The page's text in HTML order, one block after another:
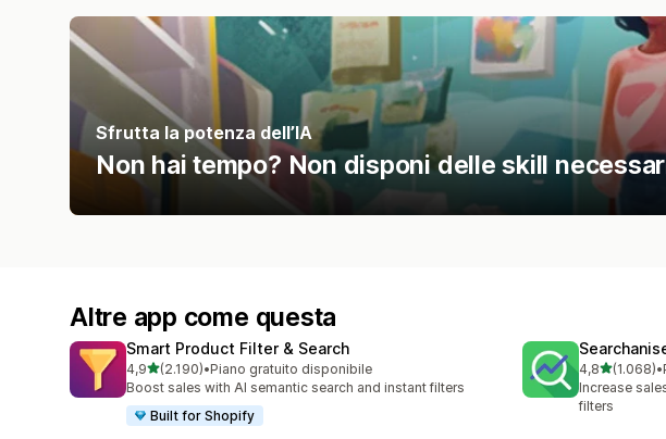
Sfrutta la potenza dell’IA
Non hai tempo? Non disponi delle skill
Altre app come questa
Smart Product Filter & Search
4,9stelle su 5
(2.190)
2190 recensioni totali
•Piano gratuito disponibile
Boost sales with AI semantic search and instant filters
Built for Shopify
4,8stelle su 5
(1.068)
1068 •
Increase
filters